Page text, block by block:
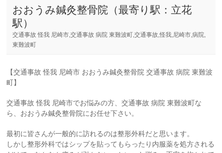
おおうみ鍼灸整骨院（最寄り駅：立花
駅）
交通事故 怪我 尼崎市,交通事故 病院 東難波町,交通事故,怪我,尼崎市,病院,
東難波町
【交通事故 怪我 尼崎市 おおうみ鍼灸整骨院 交通事故 病院 東難波
町】
交通事故 怪我 尼崎市でお悩みの方、交通事故 病院 東難波町な
ら、おおうみ鍼灸整骨院にお任せ下さい。
最初に皆さんが一般的に訪れるのは整形外科だと思います。
しかし整形外科ではシップを貼ってもらったり内服薬を処方される